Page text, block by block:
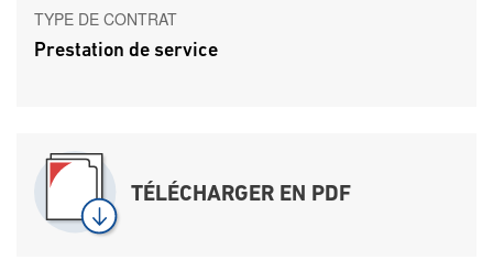
TYPE DE CONTRAT
Prestation de service
TÉLÉCHARGER EN PDF